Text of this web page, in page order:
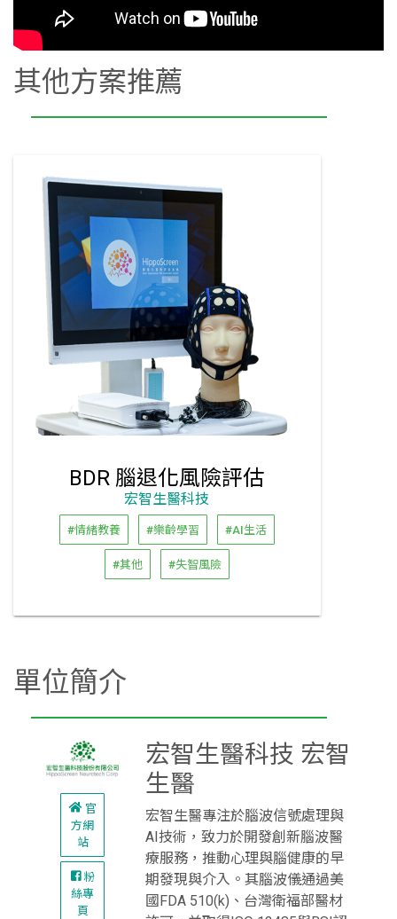
其他方案推薦
BDR 腦退化風險評估
宏智生醫科技
#情緒教養 #樂齡學習 #AI生活
#其他 #失智風險
單位簡介
官
方網
站
粉
絲專
頁
宏智生醫科技 宏智
生醫
宏智生醫專注於腦波信號處理與
AI技術，致力於開發創新腦波醫
療服務，推動心理與腦健康的早
期發現與介入。其腦波儀通過美
國FDA 510(k)、台灣衛福部醫材